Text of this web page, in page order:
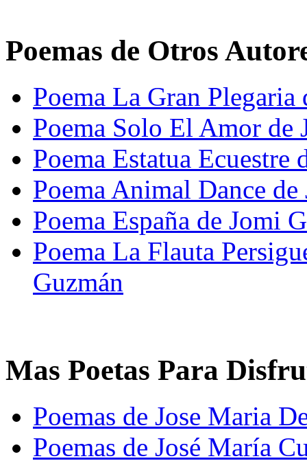
Poemas de Otros
Poema La Gran
Poema Solo El Amor de
Poema Estatua Ecuestre
Poema Animal Dance
Poema España de Jomi
Poema La Flauta
Guzmán
Mas Poetas Para
Poemas de Jose Maria
Poemas de José María